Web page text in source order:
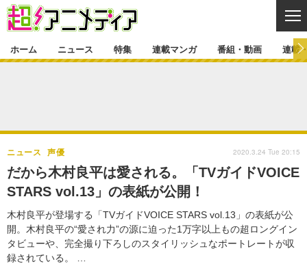
ゲーム・アプリ マンガ
グッズ
声優 コスプレ
舞台 新帝スタ
特集一覧 カバー
ラキりす
連載マンガ
連載マンガ一覧
番組・動画
番組・動画一覧
動画
連載・ブログ
連載・ブログ一覧 コラム
編集部ブログ・お知らせ
ホーム ニュース 特集 連載マンガ 番組・動画 連載
だから木村良平は愛される。「TVガイドVOICE
STARS vol.13」の表紙が公開！
木村良平が登場する「TVガイドVOICE STARS vol.13」の表紙が公
開。木村良平の“愛され力”の源に迫った1万字以上もの超ロングイン
タビューや、完全撮り下ろしのスタイリッシュなポートレートが収
録されている。 …
ニュース 声優 2020.3.24 Tue 20:15